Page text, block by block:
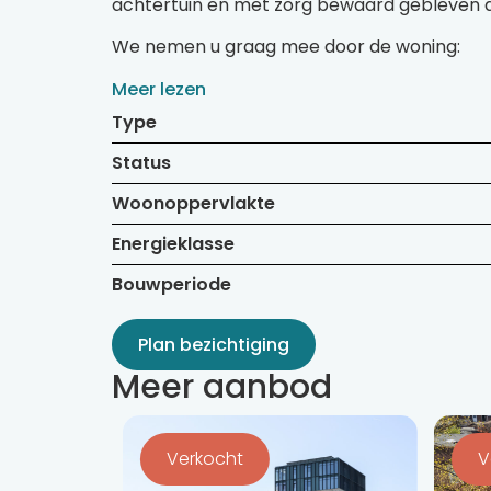
We nemen u graag mee door de woning:
Meer lezen
Type
Status
Woonoppervlakte
Energieklasse
Bouwperiode
Plan bezichtiging
Meer aanbod
Bekijk
de
detail
Verkocht
Bekijk
de
detail